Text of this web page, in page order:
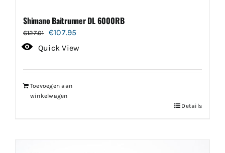
Shimano Baitrunner DL 6000RB
€127.01
Oorspronkelijke
prijs
€127.01.
€107.95
prijs
€107.95.
Quick View
Toevoegen aan
winkelwagen
Details